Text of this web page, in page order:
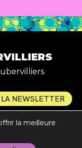
NEWSLETTER
la meilleure